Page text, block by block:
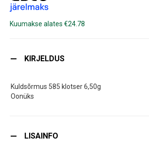
Kuumakse alates €24.78
KIRJELDUS
Kuldsõrmus 585 klotser 6,50g
Oonüks
LISAINFO